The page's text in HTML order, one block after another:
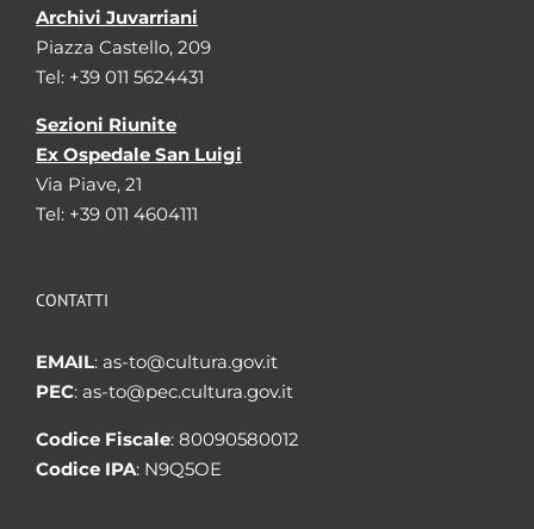
Archivi Juvarriani
Piazza Castello, 209
Tel: +39 011 5624431
Sezioni Riunite
Ex Ospedale San Luigi
Via Piave, 21
Tel: +39 011 4604111
CONTATTI
EMAIL: as-to@cultura.gov.it
PEC: as-to@pec.cultura.gov.it
Codice Fiscale: 80090580012
Codice IPA: N9Q5OE